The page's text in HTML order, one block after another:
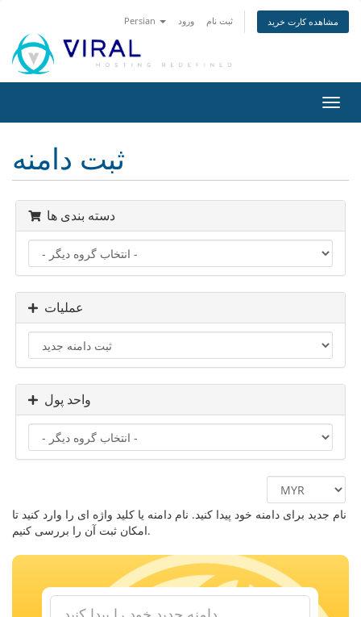
Persian ورود ثبت نام مشاهده کارت خرید
تغییر
ثبت دامنه
دسته بندی ها
عملیات
واحد پول
نام جدید برای دامنه خود پیدا کنید. نام دامنه یا کلید واژه ای را وارد کنید تا
امکان ثبت آن را بررسی کنیم.